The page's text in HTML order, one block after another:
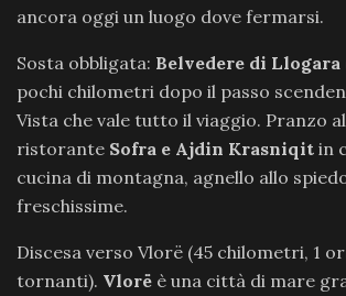
ancora oggi un luogo dove fermarsi.
Sosta obbligata: Belvedere di Llogara
pochi chilometri dopo il passo
Vista che vale tutto il viaggio. Pranzo al
ristorante Sofra e Ajdin Krasniqit in
cucina di montagna, agnello allo
freschissime.
Discesa verso Vlorë (45 chilometri, 1
tornanti). Vlorë è una città di mare